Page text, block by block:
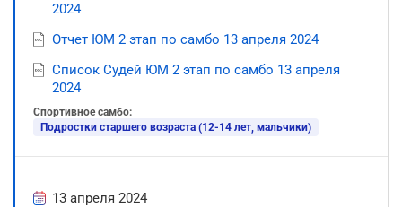
2024
Отчет ЮМ 2 этап по самбо 13 апреля 2024
Список Судей ЮМ 2 этап по самбо 13 апреля
2024
Спортивное самбо:
Подростки старшего возраста (12-14 лет, мальчики)
13 апреля 2024